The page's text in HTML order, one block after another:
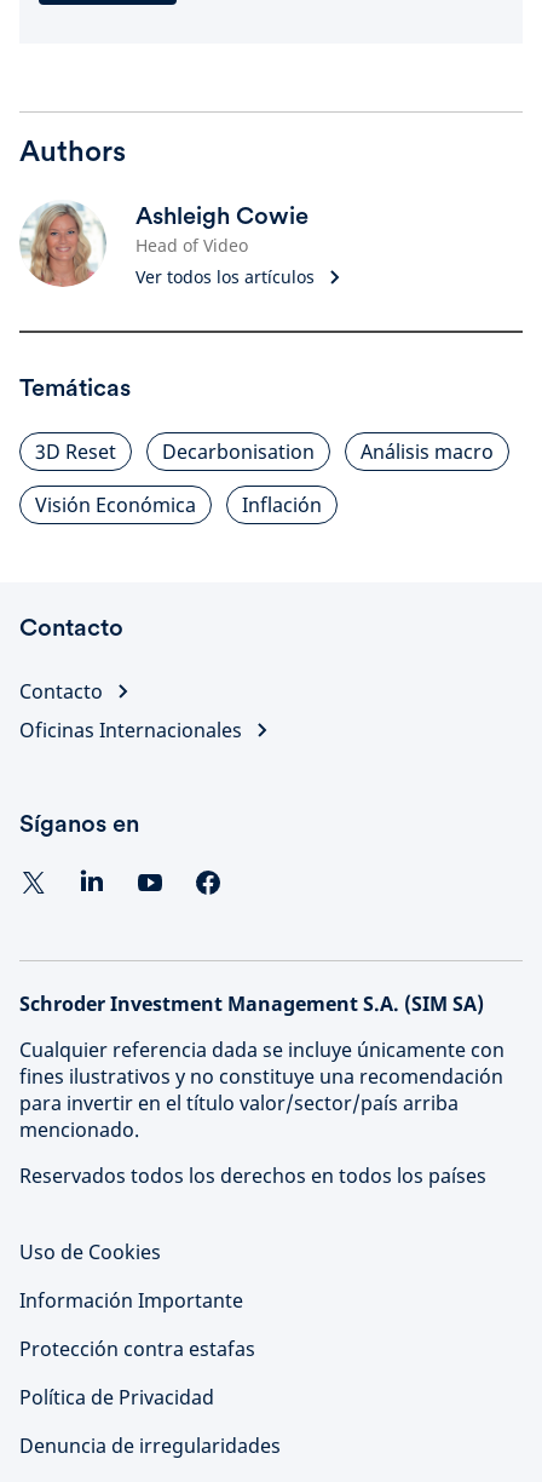
Authors
Ashleigh Cowie
Head of Video
Ver todos los artículos
Temáticas
3D Reset Decarbonisation
Análisis macro
Visión Económica
Inflación
Contacto
Contacto
Oficinas Internacionales
Síganos en
Schroder Investment Management S.A. (SIM SA)
Cualquier referencia dada se incluye únicamente con
fines ilustrativos y no constituye una recomendación
para invertir en el título valor/sector/país arriba
mencionado.
Reservados todos los derechos en todos los países
Uso de Cookies
Información Importante
Protección contra estafas
Política de Privacidad
Denuncia de irregularidades